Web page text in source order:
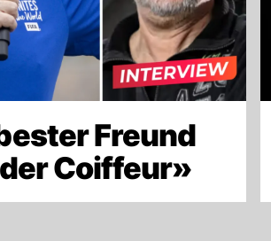
Freund
Coiffeur»